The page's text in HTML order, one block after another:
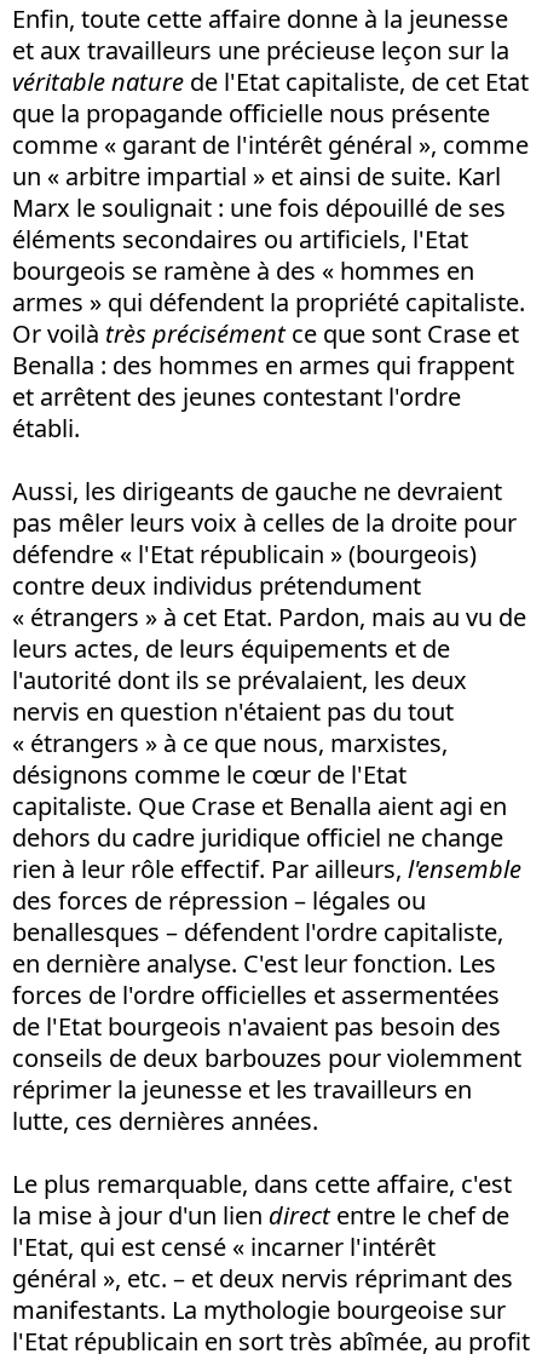
Enfin, toute cette affaire donne à la jeunesse
et aux travailleurs une précieuse leçon sur la
véritable nature de l'Etat capitaliste, de cet Etat
que la propagande officielle nous présente
comme « garant de l'intérêt général », comme
un « arbitre impartial » et ainsi de suite. Karl
Marx le soulignait : une fois dépouillé de ses
éléments secondaires ou artificiels, l'Etat
bourgeois se ramène à des « hommes en
armes » qui défendent la propriété capitaliste.
Or voilà très précisémentce que sont Crase et
Benalla : des hommes en armes qui frappent
et arrêtent des jeunes contestant l'ordre
établi.
Aussi, les dirigeants de gauche ne devraient
pas mêler leurs voix à celles de la droite pour
défendre « l'Etat républicain » (bourgeois)
contre deux individus prétendument
« étrangers » à cet Etat. Pardon, mais au vu de
leurs actes, de leurs équipements et de
l'autorité dont ils se prévalaient, les deux
nervis en question n'étaient pas du tout
« étrangers » à ce que nous, marxistes,
désignons comme le cœur de l'Etat
capitaliste. Que Crase et Benalla aient agi en
dehors du cadre juridique officiel ne change
rien à leur rôle effectif. Par ailleurs, l'ensemble
des forces de répression – légales ou
benallesques – défendent l'ordre capitaliste,
en dernière analyse. C'est leur fonction. Les
forces de l'ordre officielles et assermentées
de l'Etat bourgeois n'avaient pas besoin des
conseils de deux barbouzes pour violemment
réprimer la jeunesse et les travailleurs en
lutte, ces dernières années.
Le plus remarquable, dans cette affaire, c'est
la mise à jour d'un lien directentre le chef de
l'Etat, qui est censé « incarner l'intérêt
général », etc. – et deux nervis réprimant des
manifestants. La mythologie bourgeoise sur
l'Etat républicain en sort très abîmée, au profit